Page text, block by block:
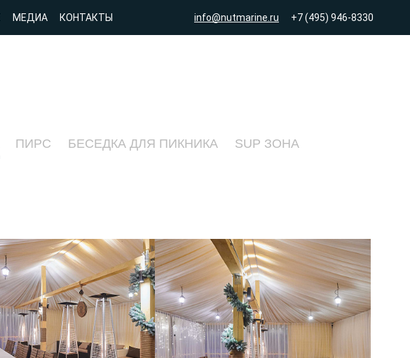
МЕДИА КОНТАКТЫ info@nutmarine.ru +7 (495) 946-8330
ПИРС БЕСЕДКА ДЛЯ ПИКНИКА SUP ЗОНА